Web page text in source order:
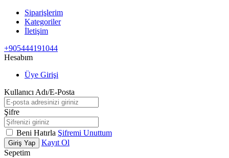
Siparişlerim
Kategoriler
İletişim
+905444191044
Hesabım
Üye Girişi
Kullanıcı Adı/E-Posta
Şifre
Beni Hatırla Şifremi Unuttum
Giriş Yap
Kayıt Ol
Sepetim